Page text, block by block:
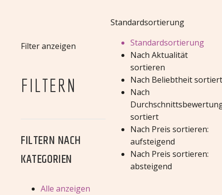
Filter anzeigen
FILTERN
FILTERN NACH
KATEGORIEN
Alle anzeigen
Standardsortierung
Standardsortierung
Nach Aktualität
sortieren
Nach Beliebtheit sortiert
Nach
sortiert
Nach Preis sortieren:
aufsteigend
Nach Preis sortieren:
absteigend